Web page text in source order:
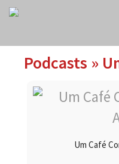
Podcasts »
Um Café